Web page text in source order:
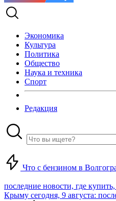
Экономика
Культура
Политика
Общество
Наука и техника
Спорт
Редакция
Что с бензином в
последние новости, где
Крыму сегодня, 9 августа: